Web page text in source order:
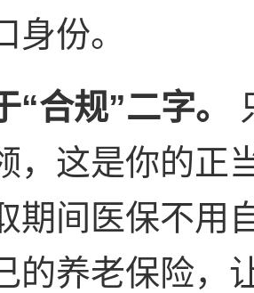
身份。
“合规”二字。
，这是你的正
期间医保不用
的养老保险，